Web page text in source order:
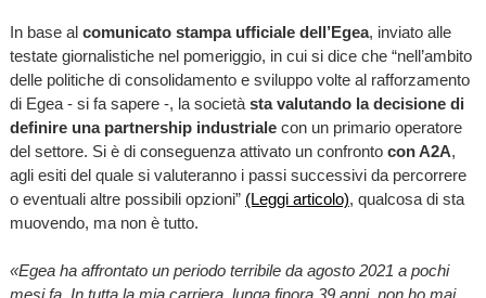
In base al comunicato stampa ufficiale dell’Egea, inviato alle
testate giornalistiche nel pomeriggio, in cui si dice che “nell’ambito
delle politiche di consolidamento e sviluppo volte al rafforzamento
di Egea - si fa sapere -, la società sta valutando la decisione di
definire una partnership industrialecon un primario operatore
del settore. Si è di conseguenza attivato un confronto con A2A,
agli esiti del quale si valuteranno i passi successivi da percorrere
o eventuali altre possibili opzioni” (Leggi articolo), qualcosa di sta
muovendo, ma non è tutto.
«Egea ha affrontato un periodo terribile da agosto 2021 a pochi
mesi fa. In tutta la mia carriera, lunga finora 39 anni, non ho mai